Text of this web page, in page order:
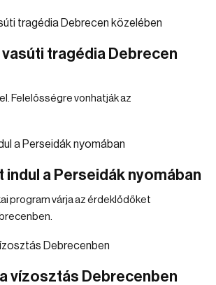
tragédia Debrecen
Felelősségre vonhatják az
indul a Perseidák nyomában
program várja az érdeklődőket
vízosztás Debrecenben